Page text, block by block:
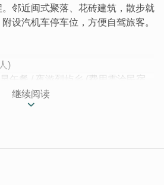
邻近闽式聚落、花砖建筑，散步就
设汽机车停车位，方便自驾旅客。
)
午餐 / 夜游烈屿乡 (费用需洽民宿
为得是让旅人能以平价的房费，享
旅程。
继续阅读